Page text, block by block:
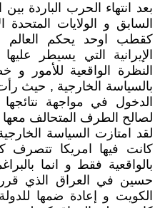
بعد انتهاء الحرب الباردة
السابق و الولايات
كقطب اوحد يحكم العالم
الإيرانية التي يسيطر
النظرة الواقعية للأمور
بالسياسة الخارجية , حيث
الدخول في مواجهة
لصالح الطرف المتحالف معها
لقد امتازت السياسة
كانت فيها امريكا
بالواقعية فقط و انما
حسين في العراق الذي
الكويت و إعادة ضمها